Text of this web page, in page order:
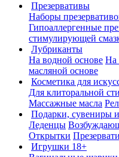
Презервативы
Наборы
Гипоаллергенные
стимулирующей
Лубриканты
На водной основе На
масляной основе
Косметика для
Для клиторальной
Массажные масла
Подарки, сувениры и
Леденцы
Открытки
Игрушки 18+